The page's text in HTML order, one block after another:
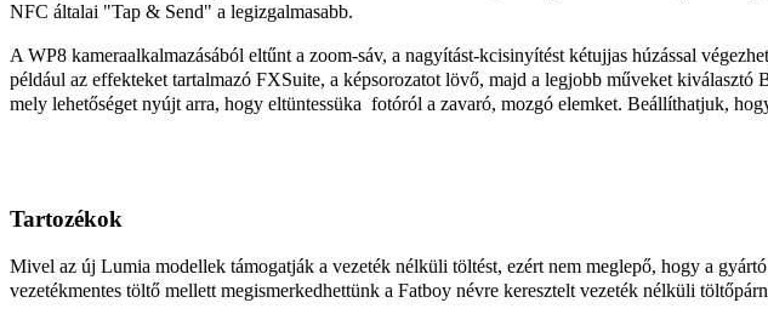
NFC általai "Tap & Send" a legizgalmasabb.
A WP8 kameraalkalmazásából eltűnt a zoom-sáv, a nagyítást-kcisinyítést kétujjas húzással
például az effekteket tartalmazó FXSuite, a képsorozatot lövő, majd a legjobb műveket kiválasztó
mely lehetőséget nyújt arra, hogy eltüntessüka fotóról a zavaró, mozgó elemket. Beállíthatjuk,
Tartozékok
Mivel az új Lumia modellek támogatják a vezeték nélküli töltést, ezért nem meglepő, hogy a
vezetékmentes töltő mellett megismerkedhettünk a Fatboy névre keresztelt vezeték nélküli